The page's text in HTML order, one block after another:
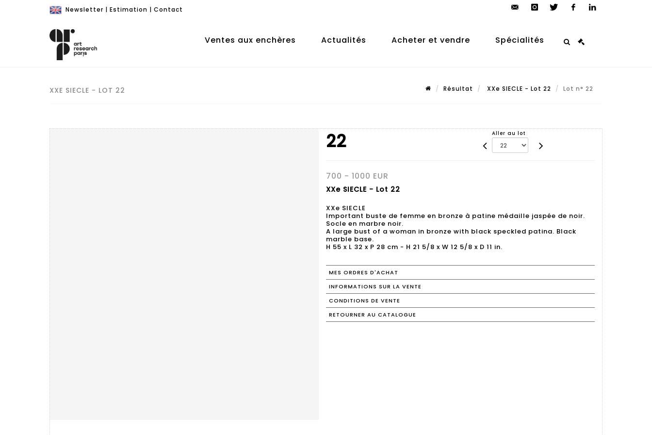
Newsletter | Estimation | Contact
auction.com
Ventes aux enchères Actualités Acheter et vendre Spécialités
XXE SIECLE - LOT 22 Résultat XXe SIECLE - Lot 22 Lot n° 22
22 Aller au lot
700 - 1000 EUR
XXe SIECLE - Lot 22
XXe SIECLE
Important buste de femme en bronze à patine médaille jaspée de noir.
Socle en marbre noir.
A large bust of a woman in bronze with black speckled patina. Black
marble base.
H 55 x L 32 x P 28 cm - H 21 5/8 x W 12 5/8 x D 11 in.
MES ORDRES D'ACHAT
INFORMATIONS SUR LA VENTE
CONDITIONS DE VENTE
RETOURNER AU CATALOGUE